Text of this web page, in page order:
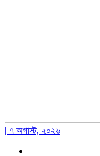
| ৭ অগাস্ট, ২০২৬